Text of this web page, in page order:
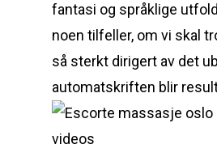
fantasi og språklige
noen tilfeller, om vi skal
så sterkt dirigert av det
automatskriften blir